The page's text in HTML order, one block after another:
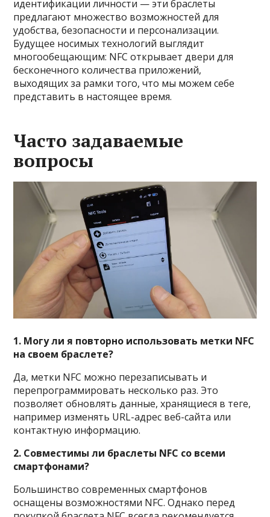
идентификации личности — эти браслеты
предлагают множество возможностей для
удобства, безопасности и персонализации.
Будущее носимых технологий выглядит
многообещающим: NFC открывает двери для
бесконечного количества приложений,
выходящих за рамки того, что мы можем себе
представить в настоящее время.
Часто задаваемые
вопросы
1. Могу ли я повторно использовать метки NFC
на своем браслете?
Да, метки NFC можно перезаписывать и
перепрограммировать несколько раз. Это
позволяет обновлять данные, хранящиеся в теге,
например изменять URL-адрес веб-сайта или
контактную информацию.
2. Совместимы ли браслеты NFC со всеми
смартфонами?
Большинство современных смартфонов
оснащены возможностями NFC. Однако перед